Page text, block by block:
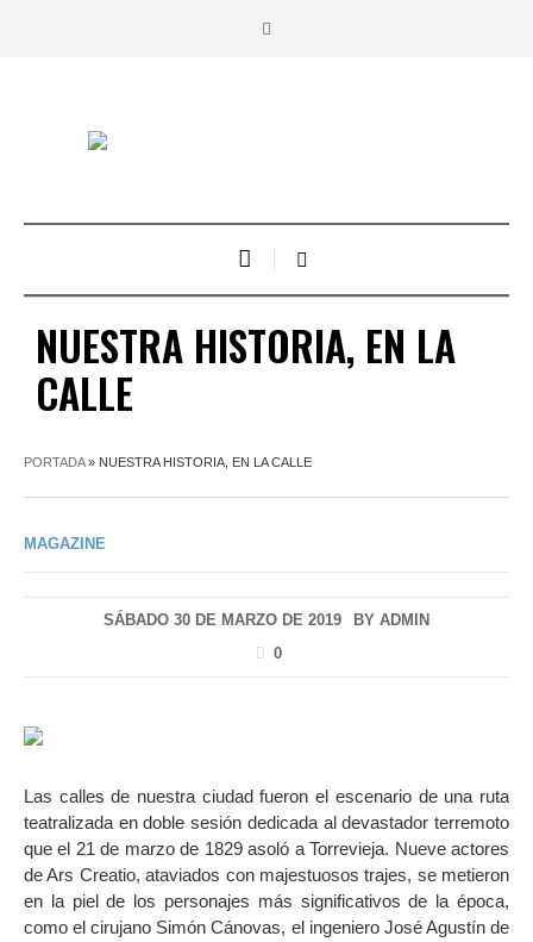
NUESTRA HISTORIA, EN LA
CALLE
PORTADA» NUESTRA HISTORIA, EN LA CALLE
MAGAZINE
SÁBADO 30 DE MARZO DE 2019 BY ADMIN
0
Las calles de nuestra ciudad fueron el escenario de una ruta
teatralizada en doble sesión dedicada al devastador terremoto
que el 21 de marzo de 1829 asoló a Torrevieja. Nueve actores
de Ars Creatio, ataviados con majestuosos trajes, se metieron
en la piel de los personajes más significativos de la época,
como el cirujano Simón Cánovas, el ingeniero José Agustín de